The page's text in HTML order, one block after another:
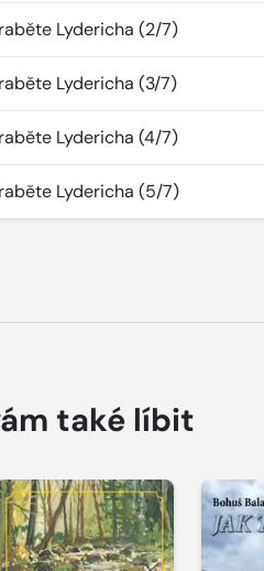
Lydericha (2/7)
Lydericha (3/7)
Lydericha (4/7)
Lydericha (5/7)
také líbit
Přehrát
ukázku ukázku